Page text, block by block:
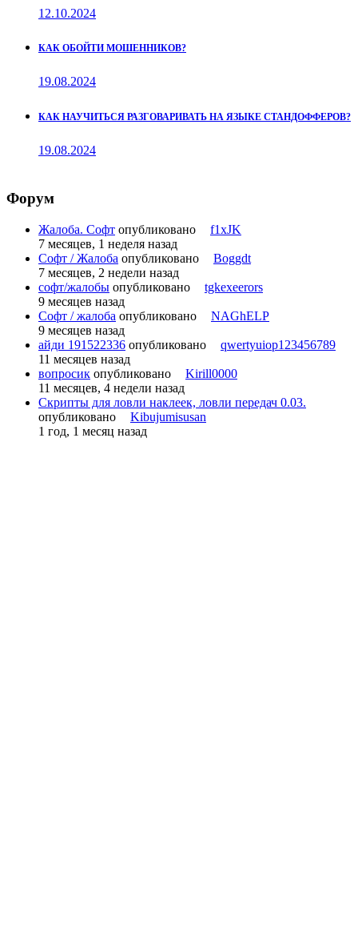
12.10.2024
КАК ОБОЙТИ МОШЕННИКОВ?
19.08.2024
КАК НАУЧИТЬСЯ РАЗГОВАРИВАТЬ НА ЯЗЫКЕ СТАНДОФФЕРОВ?
19.08.2024
Форум
Жалоба. Софт опубликовано
f1xJK
7 месяцев, 1 неделя назад
Софт / Жалоба опубликовано
Boggdt
7 месяцев, 2 недели назад
софт/жалобы опубликовано
tgkexeerors
9 месяцев назад
Софт / жалоба опубликовано
NAGhELP
9 месяцев назад
айди 191522336 опубликовано
qwertyuiop123456789
11 месяцев назад
вопросик опубликовано
Kirill0000
11 месяцев, 4 недели назад
Скрипты для ловли наклеек, ловли передач 0.03.
опубликовано
Kibujumisusan
1 год, 1 месяц назад